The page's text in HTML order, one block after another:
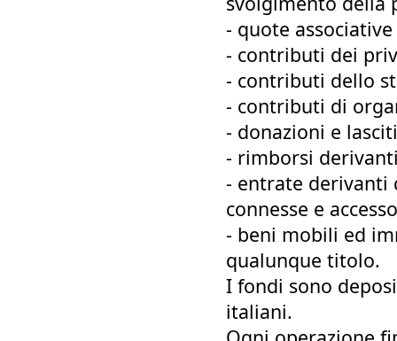
- quote
- contributi dei
- contributi dello
- contributi di
- donazioni e
- rimborsi
- entrate derivanti
connesse e
- beni mobili ed
qualunque titolo.
I fondi sono
italiani.